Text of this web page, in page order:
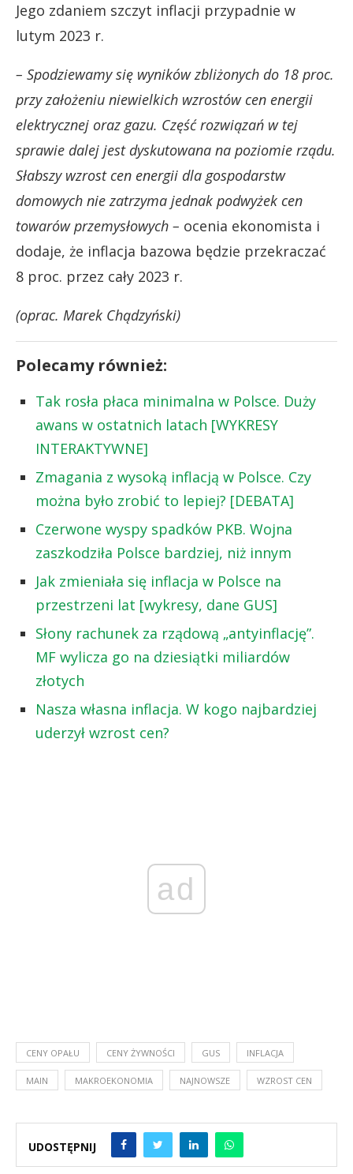
Jego zdaniem szczyt inflacji przypadnie w
lutym 2023 r.
– Spodziewamy się wyników zbliżonych do 18 proc.
przy założeniu niewielkich wzrostów cen energii
elektrycznej oraz gazu. Część rozwiązań w tej
sprawie dalej jest dyskutowana na poziomie rządu.
Słabszy wzrost cen energii dla gospodarstw
domowych nie zatrzyma jednak podwyżek cen
towarów przemysłowych – ocenia ekonomista i
dodaje, że inflacja bazowa będzie przekraczać
8 proc. przez cały 2023 r.
(oprac. Marek Chądzyński)
Polecamy również:
Tak rosła płaca minimalna w Polsce. Duży
awans w ostatnich latach [WYKRESY
INTERAKTYWNE]
Zmagania z wysoką inflacją w Polsce. Czy
można było zrobić to lepiej? [DEBATA]
Czerwone wyspy spadków PKB. Wojna
zaszkodziła Polsce bardziej, niż innym
Jak zmieniała się inflacja w Polsce na
przestrzeni lat [wykresy, dane GUS]
Słony rachunek za rządową „antyinflację”.
MF wylicza go na dziesiątki miliardów
złotych
Nasza własna inflacja. W kogo najbardziej
uderzył wzrost cen?
ad
CENY OPAŁU CENY ŻYWNOŚCI GUS INFLACJA
MAIN MAKROEKONOMIA NAJNOWSZE WZROST CEN
UDOSTĘPNIJ